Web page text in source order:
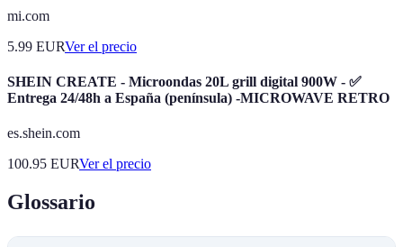
mi.com
5.99 EURVer el precio
SHEIN CREATE - Microondas 20L grill digital 900W - ✅
Entrega 24/48h a España (península) -MICROWAVE RETRO
es.shein.com
100.95 EURVer el precio
Glossario